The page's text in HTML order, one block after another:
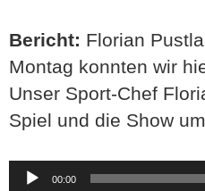
Bericht: Florian
Montag konnten wir
Unser Sport-Chef
Spiel und die Show
Audio-
Player
00:00